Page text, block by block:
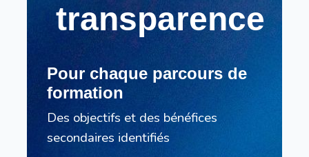
transparence
Pour chaque parcours de
formation
Des objectifs et des bénéfices
secondaires identifiés